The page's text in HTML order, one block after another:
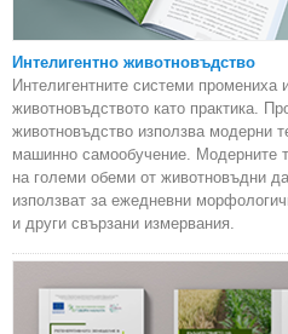
Интелигентно животновъдство
Интелигентните системи промениха
животновъдството като практика.
животновъдство използва модерни
машинно самообучение. Модерните
на големи обеми от животновъдни
използват за ежедневни
и други свързани измервания.